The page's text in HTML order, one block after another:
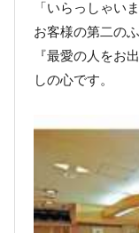
「いらっしゃい
お客様の第二の
『最愛の人をお
しの心です。